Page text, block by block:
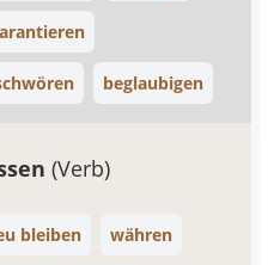
beglaubigen
(Verb)
bleiben währen